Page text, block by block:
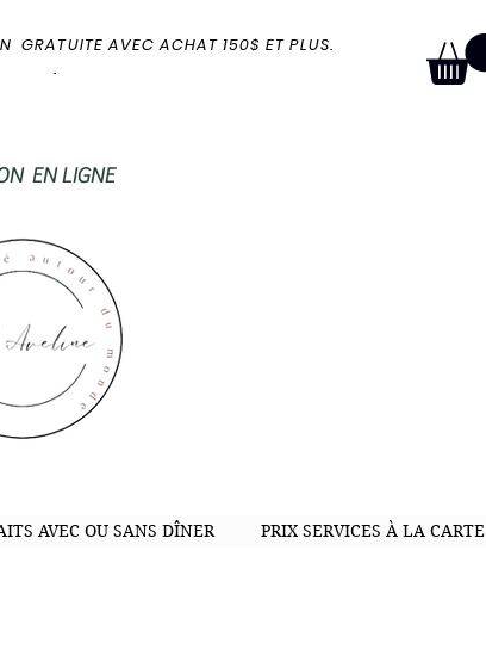
GRATUITE AVEC ACHAT 150$ ET PLUS.
.
EN LIGNE
AVEC OU SANS DÎNER PRIX SERVICES À LA CARTE